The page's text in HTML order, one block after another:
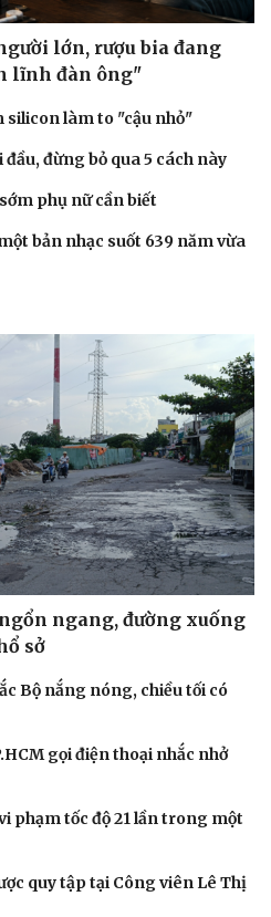
lớn, rượu bia đang
lĩnh đàn ông"
silicon làm to "cậu nhỏ"
đừng bỏ qua 5 cách này
phụ nữ cần biết
bản nhạc suốt 639 năm vừa
ngang, đường xuống
sở
Bộ nắng nóng, chiều tối có
gọi điện thoại nhắc nhở
phạm tốc độ 21 lần trong một
quy tập tại Công viên Lê Thị